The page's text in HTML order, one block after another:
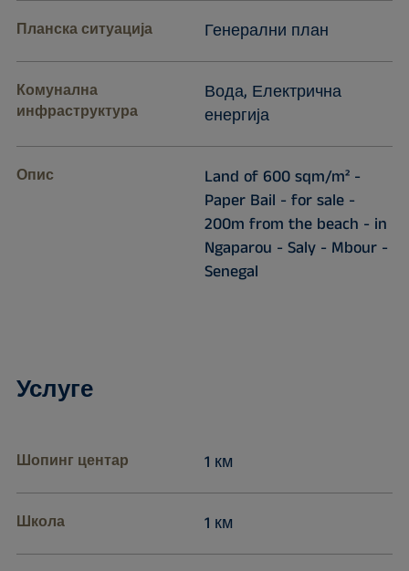
Планска ситуација Генерални план
Комунална
инфраструктура
Вода, Електрична
енергија
Опис
Land of 600 sqm/m² -
Paper Bail - for sale -
200m from the beach - in
Ngaparou - Saly - Mbour -
Senegal
Услуге
Шопинг центар 1 км
Школа 1 км